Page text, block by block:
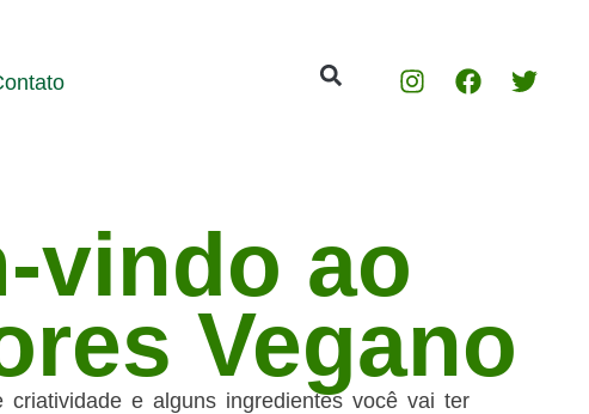
vindo ao
Vegano
criatividade e alguns ingredientes você vai ter